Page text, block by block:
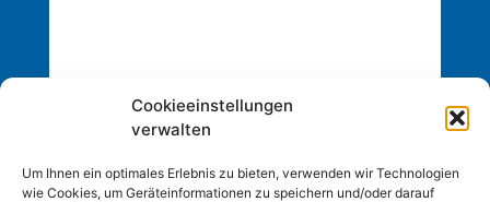
Cookieeinstellungen
verwalten
Um Ihnen ein optimales Erlebnis zu bieten, verwenden wir Technologien
wie Cookies, um Geräteinformationen zu speichern und/oder darauf